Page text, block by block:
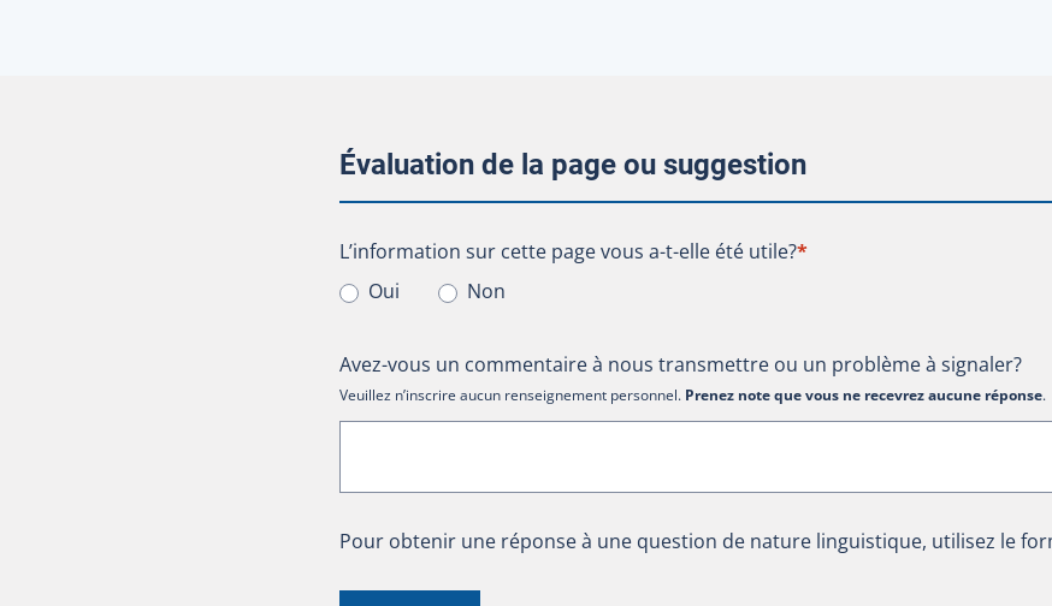
Évaluation de la page ou suggestion
L’information sur cette page vous a-t-elle été utile?
L’information sur cette page vous a-t-elle été utile?*
Oui
Non
Avez-vous un commentaire à nous transmettre ou un problème à signaler?
Veuillez n’inscrire aucun renseignement personnel. Prenez note que vous ne recevrez aucune réponse.
Pour obtenir une réponse à une question de nature linguistique, utilisez le